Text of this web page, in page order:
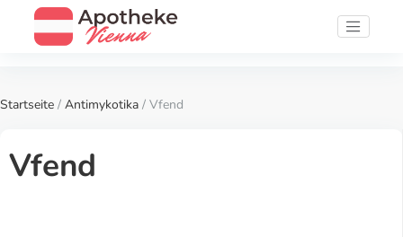
Startseite / Antimykotika / Vfend
Vfend